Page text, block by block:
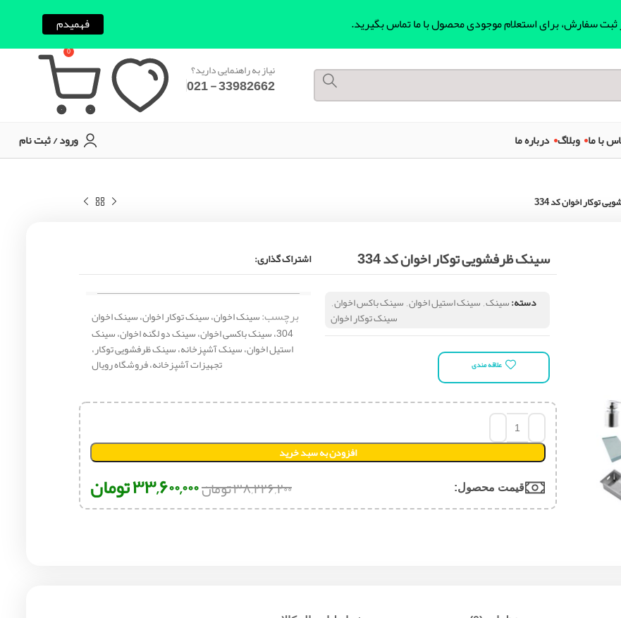
نیاز به راهنمایی دارید؟
33982662 - 021
0
با ما وبلاگ درباره ما ورود / ثبت نام
توکار اخوان کد 334
سینک ظرفشویی توکار اخوان کد 334 اشتراک گذاری:
دسته:سینک,سینک استیل اخوان,سینک باکس اخوان,
سینک توکار اخوان
علاقه مندی
برچسب:سینک اخوان، سینک توکار اخوان، سینک اخوان
304، سینک باکسی اخوان، سینک دو لگنه اخوان، سینک
استیل اخوان، سینک آشپزخانه، سینک ظرفشویی توکار،
تجهیزات آشپزخانه، فروشگاه رویال
افزودن به سبد خرید
قیمت محصول:​ ۳۸,۲۲۶,۲۰۰تومان۳۳,۶۰۰,۰۰۰تومان
ثبت سفارش، برای استعلام موجودی محصول با ما تماس بگیرید. فهمیدم